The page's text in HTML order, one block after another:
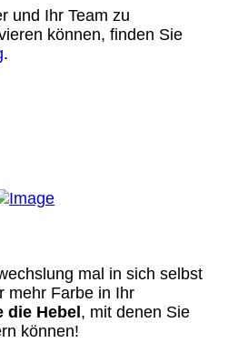
und Ihr Team zu
können, finden Sie
.
mal in sich selbst
mehr Farbe in Ihr
die Hebel , mit denen Sie
können!